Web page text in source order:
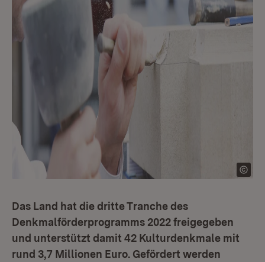
Das Land hat die dritte Tranche des
Denkmalförderprogramms 2022 freigegeben
und unterstützt damit 42 Kulturdenkmale mit
rund 3,7 Millionen Euro. Gefördert werden